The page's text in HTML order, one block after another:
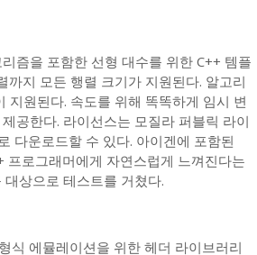
즘을 포함한 선형 대수를 위한 C++ 템플
지 모든 행렬 크기가 지원된다. 알고리
지원된다. 속도를 위해 똑똑하게 임시 변
공한다. 라이선스는 모질라 퍼블릭 라이
다운로드할 수 있다. 아이겐에 포함된
로그래머에게 자연스럽게 느껴진다는
상으로 테스트를 거쳤다.
식 에뮬레이션을 위한 헤더 라이브러리